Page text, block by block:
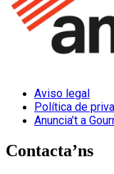
Aviso legal
Política de
Anuncia’t a
Contacta’ns